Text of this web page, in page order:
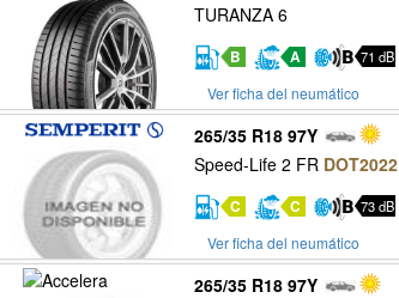
TURANZA 6
B A 71 dB
Ver ficha del neumático
265/35 R18 97Y
Speed-Life 2 FR DOT2022
C C 73 dB
Ver ficha del neumático
265/35 R18 97Y